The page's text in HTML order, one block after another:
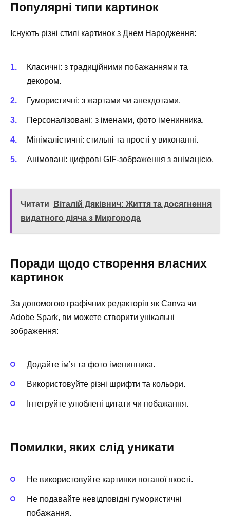
Популярні типи картинок
Існують різні стилі картинок з Днем Народження:
Класичні: з традиційними побажаннями та
декором.
Гумористичні: з жартами чи анекдотами.
Персоналізовані: з іменами, фото іменинника.
Мінімалістичні: стильні та прості у виконанні.
Анімовані: цифрові GIF-зображення з анімацією.
Читати
Віталій Дяківнич: Життя та досягнення
видатного діяча з Миргорода
Поради щодо створення власних
картинок
За допомогою графічних редакторів як Canva чи
Adobe Spark, ви можете створити унікальні
зображення:
Додайте ім’я та фото іменинника.
Використовуйте різні шрифти та кольори.
Інтегруйте улюблені цитати чи побажання.
Помилки, яких слід уникати
Не використовуйте картинки поганої якості.
Не подавайте невідповідні гумористичні
побажання.